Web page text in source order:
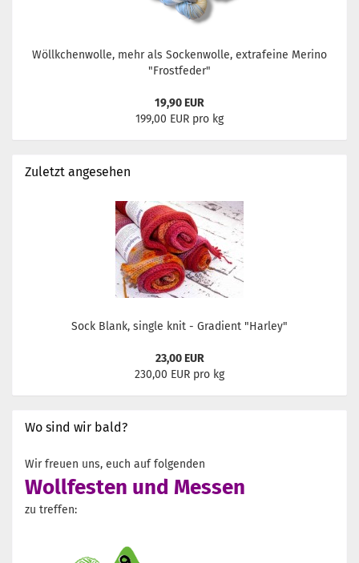
Wöllkchenwolle, mehr als Sockenwolle, extrafeine Merino
"Frostfeder"
19,90 EUR
199,00 EUR pro kg
Zuletzt angesehen
Sock Blank, single knit - Gradient "Harley"
23,00 EUR
230,00 EUR pro kg
Wo sind wir bald?
Wir freuen uns, euch auf folgenden
Wollfesten und Messen
zu treffen: